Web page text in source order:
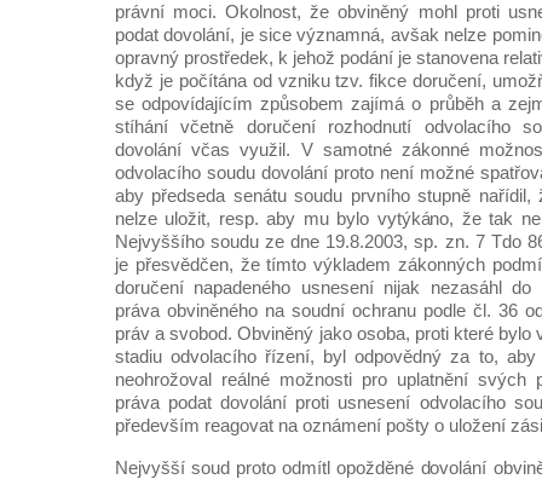
právní moci. Okolnost, že obviněný mohl proti
podat dovolání, je sice významná, avšak nelze
opravný prostředek, k jehož podání je stanovena
když je počítána od vzniku tzv. fikce doručení,
se odpovídajícím způsobem zajímá o průběh a
stíhání včetně doručení rozhodnutí odvolacího
dovolání včas využil. V samotné zákonné
odvolacího soudu dovolání proto není možné
aby předseda senátu soudu prvního stupně nařídil,
nelze uložit, resp. aby mu bylo vytýkáno, že tak
Nejvyššího soudu ze dne 19.8.2003, sp. zn. 7 Tdo
je přesvědčen, že tímto výkladem zákonných
doručení napadeného usnesení nijak nezasáhl do
práva obviněného na soudní ochranu podle čl. 36
práv a svobod. Obviněný jako osoba, proti které bylo
stadiu odvolacího řízení, byl odpovědný za to,
neohrožoval reálné možnosti pro uplatnění svých
práva podat dovolání proti usnesení odvolacího
především reagovat na oznámení pošty o uložení
Nejvyšší soud proto odmítl opožděné dovolání